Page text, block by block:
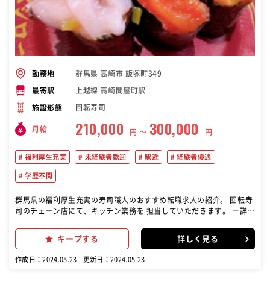
勤務地 群馬県 高崎市 飯塚町349
最寄駅 上越線 高崎問屋町駅
施設形態 回転寿司
月給 210,000 円 〜 300,000 円
福利厚生充実 未経験者歓迎 駅近 経験者優遇
学歴不問
群馬県の福利厚生充実の寿司職人のおすすめ転職求人の紹介。 回転寿
司のチェーン店にて、キッチン業務を 担当していただきます。 －詳し
■レーンにお寿司をのせる ■食器類の片付け ■清掃業務 など ★
お寿司が好きな方 ★お寿司に関するスキルを習得したい方 こんな方に
ということはありません♪ 仕事をこなすことでスキルも知識も しっか
キープする 詳しく見る
作成日：2024.05.23 更新日：2024.05.23